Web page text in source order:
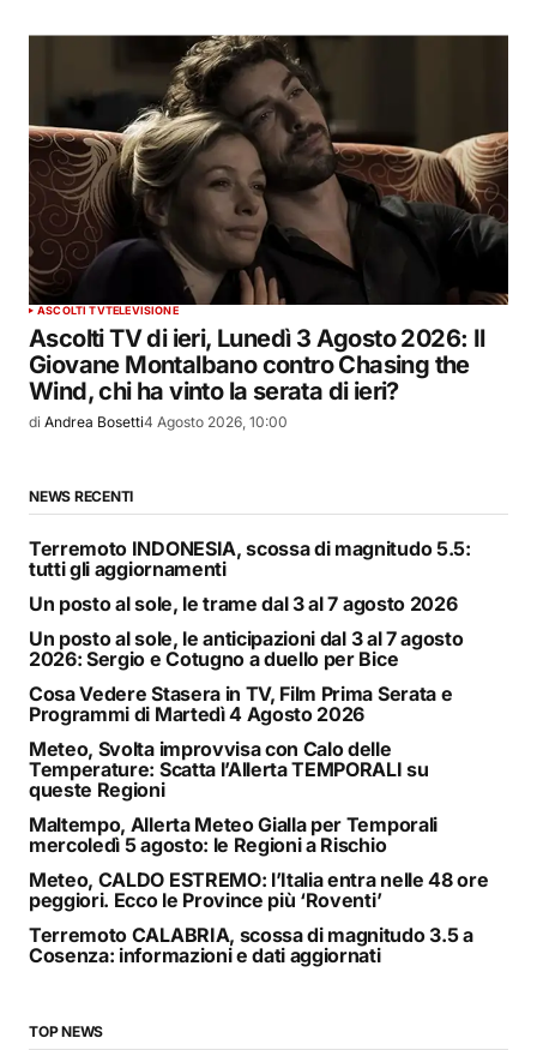
ASCOLTI TVTELEVISIONE
Ascolti TV di ieri, Lunedì 3 Agosto 2026: Il
Giovane Montalbano contro Chasing the
Wind, chi ha vinto la serata di ieri?
di Andrea Bosetti4 Agosto 2026, 10:00
NEWS RECENTI
Terremoto INDONESIA, scossa di magnitudo 5.5:
tutti gli aggiornamenti
Un posto al sole, le trame dal 3 al 7 agosto 2026
Un posto al sole, le anticipazioni dal 3 al 7 agosto
2026: Sergio e Cotugno a duello per Bice
Cosa Vedere Stasera in TV, Film Prima Serata e
Programmi di Martedì 4 Agosto 2026
Meteo, Svolta improvvisa con Calo delle
Temperature: Scatta l’Allerta TEMPORALI su
queste Regioni
Maltempo, Allerta Meteo Gialla per Temporali
mercoledì 5 agosto: le Regioni a Rischio
Meteo, CALDO ESTREMO: l’Italia entra nelle 48 ore
peggiori. Ecco le Province più ‘Roventi’
Terremoto CALABRIA, scossa di magnitudo 3.5 a
Cosenza: informazioni e dati aggiornati
TOP NEWS